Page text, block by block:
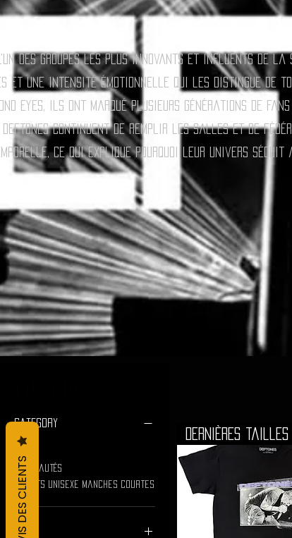
l’un des groupes les plus innovants et influents de
et une intensité émotionnelle qui les distingue de
Eyes, ils ont marqué plusieurs générations de
continuent de remplir les salles et de
ce qui explique pourquoi leur univers séduit
Category
Nouveautés
T-Shirts Unisexe Manches Courtes
Price